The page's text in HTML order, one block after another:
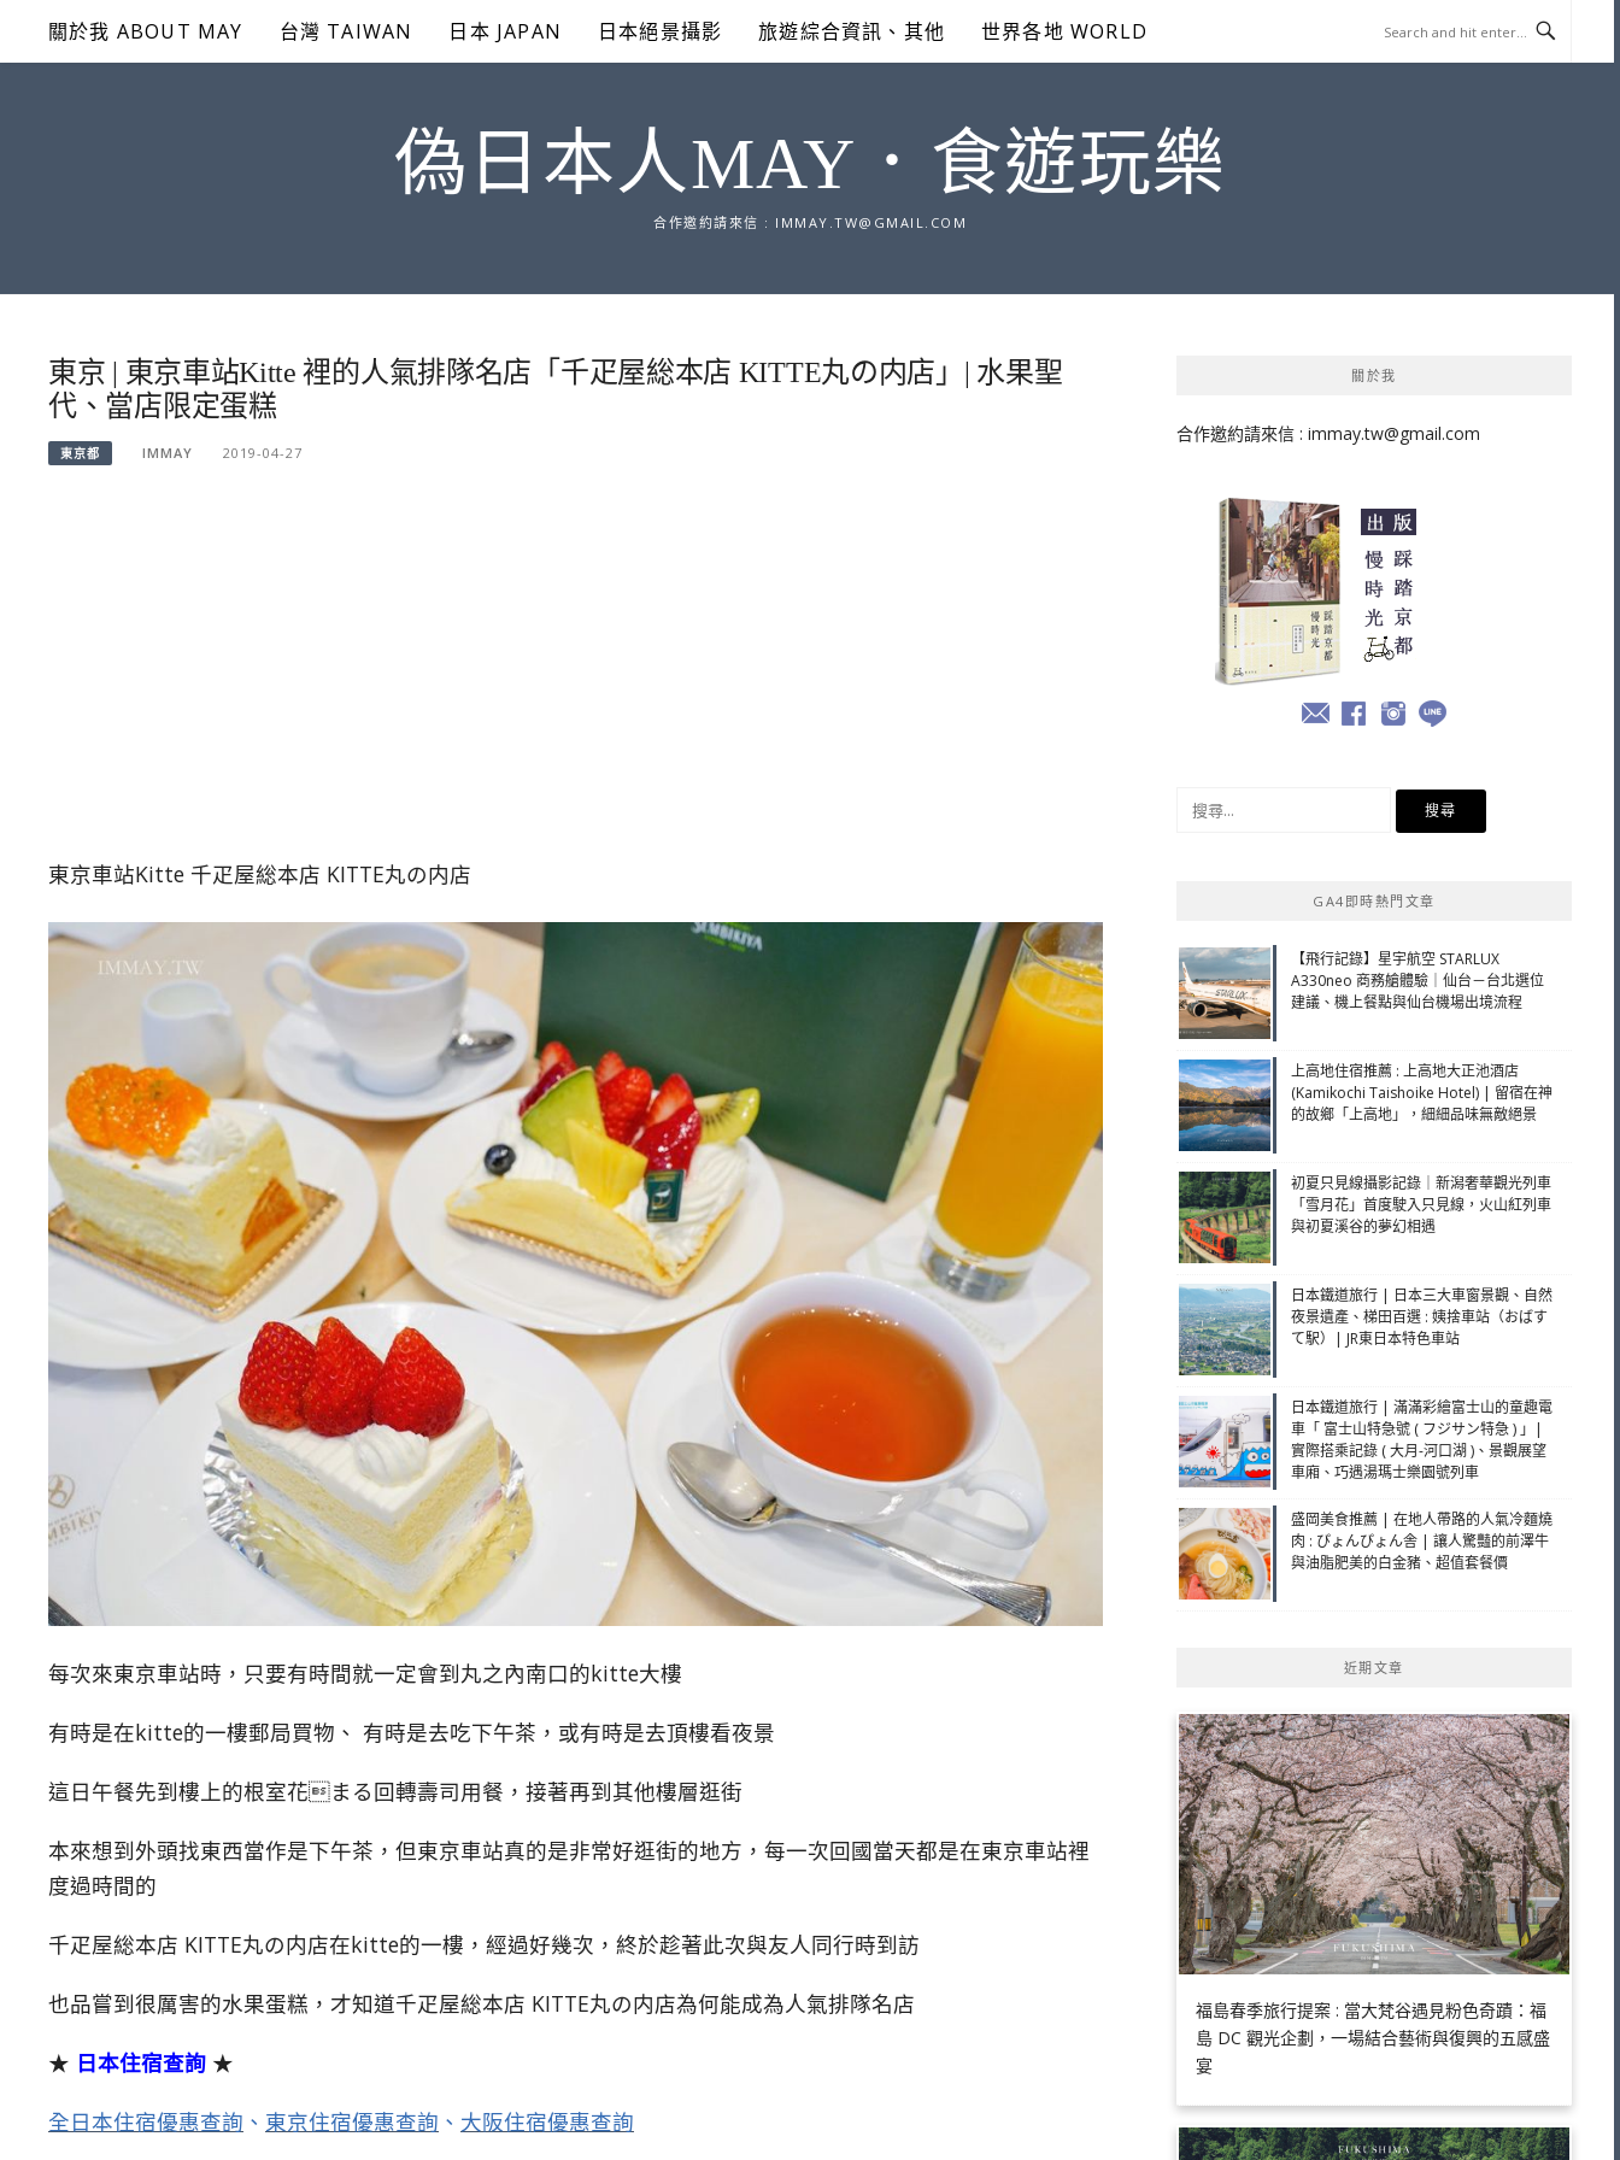
content
關於我 ABOUT MAY 台灣 TAIWAN 日本 JAPAN 日本絕景攝影 旅遊綜合資訊、其他 世界各地 WORLD
偽日本人MAY．食遊玩樂
合作邀約請來信 : IMMAY.TW@GMAIL.COM
東京 | 東京車站Kitte 裡的人氣排隊名店「千疋屋総本店 KITTE丸の内店」| 水果聖
代、當店限定蛋糕
東京都 IMMAY 2019-04-27
東京車站Kitte 千疋屋総本店 KITTE丸の内店
每次來東京車站時，只要有時間就一定會到丸之內南口的kitte大樓
有時是在kitte的一樓郵局買物、 有時是去吃下午茶，或有時是去頂樓看夜景
這日午餐先到樓上的根室花まる回轉壽司用餐，接著再到其他樓層逛街
本來想到外頭找東西當作是下午茶，但東京車站真的是非常好逛街的地方，每一次回國當天都是在東京車站裡
度過時間的
千疋屋総本店 KITTE丸の内店在kitte的一樓，經過好幾次，終於趁著此次與友人同行時到訪
也品嘗到很厲害的水果蛋糕，才知道千疋屋総本店 KITTE丸の内店為何能成為人氣排隊名店
★ 日本住宿查詢 ★
全日本住宿優惠查詢 、 東京住宿優惠查詢 、 大阪住宿優惠查詢
關於我
合作邀約請來信 : immay.tw@gmail.com
GA4即時熱門文章
【飛行記錄】星宇航空 STARLUX
A330neo 商務艙體驗｜仙台－台北選位
建議、機上餐點與仙台機場出境流程
上高地住宿推薦 : 上高地大正池酒店
(Kamikochi Taishoike Hotel) | 留宿在神
的故鄉「上高地」，細細品味無敵絕景
初夏只見線攝影記錄｜新潟奢華觀光列車
「雪月花」首度駛入只見線，火山紅列車
與初夏溪谷的夢幻相遇
日本鐵道旅行 | 日本三大車窗景觀、自然
夜景遺產、梯田百選 : 姨捨車站（おばす
て駅）| JR東日本特色車站
日本鐵道旅行 | 滿滿彩繪富士山的童趣電
車「 富士山特急號 ( フジサン特急 ) 」|
實際搭乘記錄 ( 大月-河口湖 )、景觀展望
車廂、巧遇湯瑪士樂園號列車
盛岡美食推薦 | 在地人帶路的人氣冷麵燒
肉 : ぴょんぴょん舎 | 讓人驚豔的前澤牛
與油脂肥美的白金豬、超值套餐價
近期文章
福島春季旅行提案 : 當大梵谷遇見粉色奇蹟：福
島 DC 觀光企劃，一場結合藝術與復興的五感盛
宴